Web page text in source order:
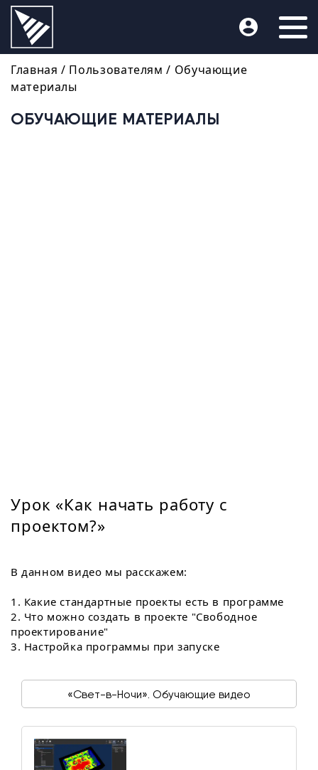
Главная / Пользователям / Обучающие
материалы
ОБУЧАЮЩИЕ МАТЕРИАЛЫ
Урок «Как начать работу с
проектом?»
В данном видео мы расскажем:
1. Какие стандартные проекты есть в программе
2. Что можно создать в проекте "Свободное
проектирование"
3. Настройка программы при запуске
«Свет-в-Ночи». Обучающие видео